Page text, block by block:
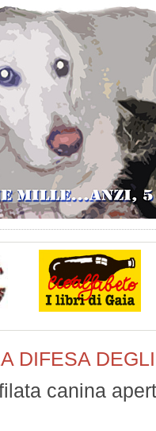
DIFESA
canina